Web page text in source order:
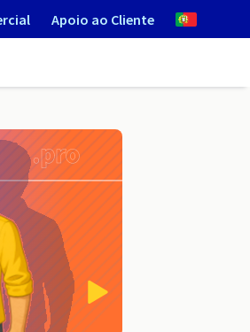
Apoio ao Cliente